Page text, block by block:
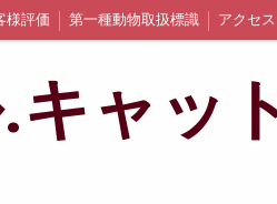
様評価 第一種動物取扱標識 アクセス
キャッ